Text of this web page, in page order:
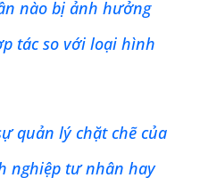
nào bị ảnh hưởng
tác so với loại hình
quản lý chặt chẽ của
nghiệp tư nhân hay